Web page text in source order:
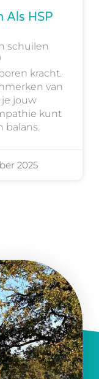
Als HSP
schuilen
kracht.
van
je jouw
kunt
balans.
2025